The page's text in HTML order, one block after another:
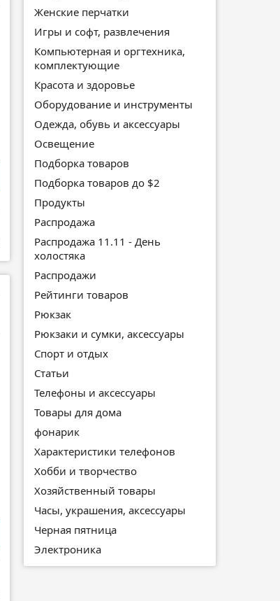
Женские перчатки
Игры и софт, развлечения
Компьютерная и оргтехника,
комплектующие
Красота и здоровье
Оборудование и инструменты
Одежда, обувь и аксессуары
Освещение
Подборка товаров
Подборка товаров до $2
Продукты
Распродажа
Распродажа 11.11 - День
холостяка
Распродажи
Рейтинги товаров
Рюкзак
Рюкзаки и сумки, аксессуары
Спорт и отдых
Статьи
Телефоны и аксессуары
Товары для дома
фонарик
Характеристики телефонов
Хобби и творчество
Хозяйственный товары
Часы, украшения, аксессуары
Черная пятница
Электроника